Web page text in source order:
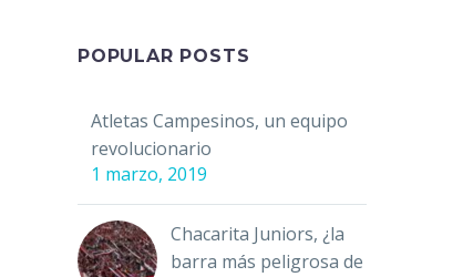
POPULAR POSTS
Atletas Campesinos, un equipo
revolucionario
1 marzo, 2019
Chacarita Juniors, ¿la
barra más peligrosa de